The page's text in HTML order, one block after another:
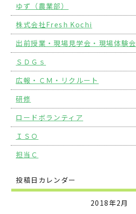
ゆず（農業部）
株式会社Fresh Kochi
出前授業・現場見学会・現場体験会
ＳＤＧｓ
広報・ＣＭ・リクルート
研修
ロードボランティア
ＩＳＯ
担当Ｃ
投稿日カレンダー
2018年2月